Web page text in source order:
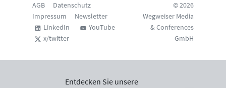
AGB
Datenschutz
Impressum
Newsletter
LinkedIn
YouTube
x/twitter
© 2026
Wegweiser Media
& Conferences
GmbH
Entdecken Sie unsere